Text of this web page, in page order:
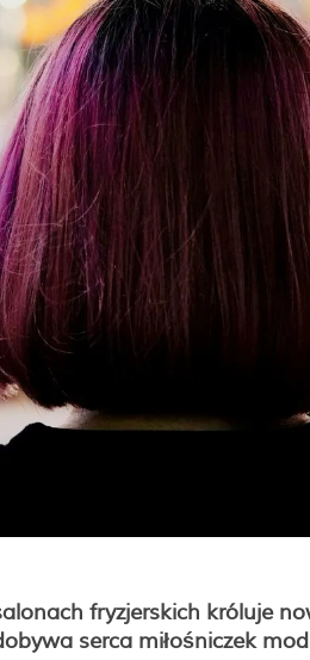
fryzjerskich króluje
serca miłośniczek